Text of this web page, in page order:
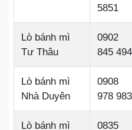
5851
Lò bánh mì
Tư Thâu
0902
845 494
Lò bánh mì
Nhà Duyên
0908
978 983
Lò bánh mì
0835